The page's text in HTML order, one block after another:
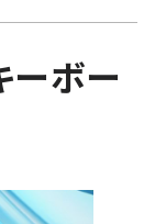
ーボー